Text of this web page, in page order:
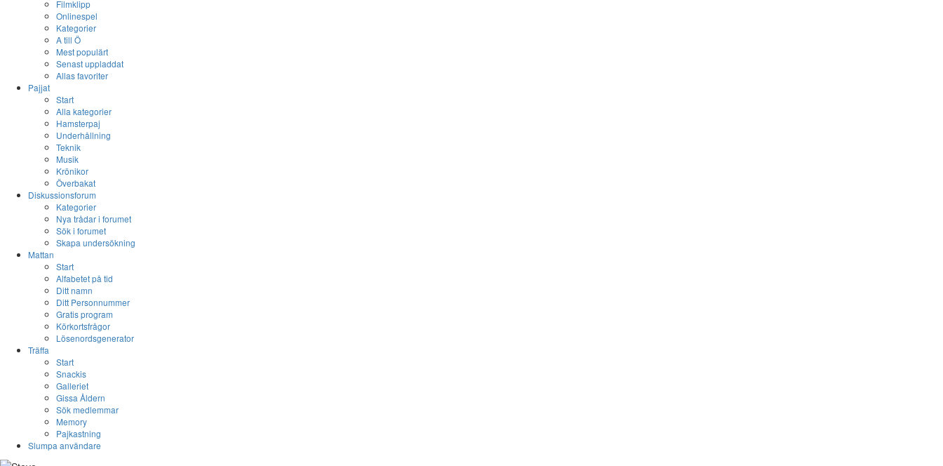
Filmklipp
Onlinespel
Kategorier
A till Ö
Mest populärt
Senast uppladdat
Allas favoriter
Pajjat
Start
Alla kategorier
Hamsterpaj
Underhållning
Teknik
Musik
Krönikor
Överbakat
Diskussionsforum
Kategorier
Nya trådar i forumet
Sök i forumet
Skapa undersökning
Mattan
Start
Alfabetet på tid
Ditt namn
Ditt Personnummer
Gratis program
Körkortsfrågor
Lösenordsgenerator
Träffa
Start
Snackis
Galleriet
Gissa Åldern
Sök medlemmar
Memory
Pajkastning
Slumpa användare